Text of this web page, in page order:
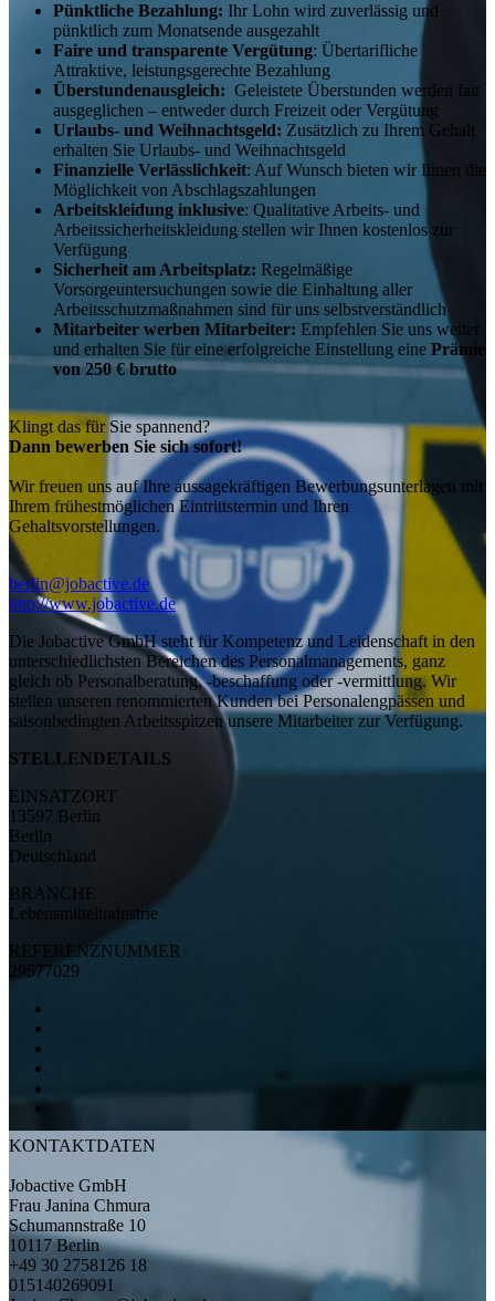
Pünktliche Bezahlung: Ihr Lohn wird zuverlässig und
pünktlich zum Monatsende ausgezahlt
Faire und transparente Vergütung: Übertarifliche
Attraktive, leistungsgerechte Bezahlung
Überstundenausgleich: Geleistete Überstunden werden fair
ausgeglichen – entweder durch Freizeit oder Vergütung
Urlaubs- und Weihnachtsgeld: Zusätzlich zu Ihrem Gehalt
erhalten Sie Urlaubs- und Weihnachtsgeld
Finanzielle Verlässlichkeit: Auf Wunsch bieten wir Ihnen die
Möglichkeit von Abschlagszahlungen
Arbeitskleidung inklusive: Qualitative Arbeits- und
Arbeitssicherheitskleidung stellen wir Ihnen kostenlos zur
Verfügung
Sicherheit am Arbeitsplatz: Regelmäßige
Vorsorgeuntersuchungen sowie die Einhaltung aller
Arbeitsschutzmaßnahmen sind für uns selbstverständlich
Mitarbeiter werben Mitarbeiter: Empfehlen Sie uns weiter
und erhalten Sie für eine erfolgreiche Einstellung eine Prämie
von 250 € brutto
Klingt das für Sie spannend?
Dann bewerben Sie sich sofort!
Wir freuen uns auf Ihre aussagekräftigen Bewerbungsunterlagen mit
Ihrem frühestmöglichen Eintrittstermin und Ihren
Gehaltsvorstellungen.
berlin@jobactive.de
http://www.jobactive.de
Die Jobactive GmbH steht für Kompetenz und Leidenschaft in den
unterschiedlichsten Bereichen des Personalmanagements, ganz
gleich ob Personalberatung, -beschaffung oder -vermittlung. Wir
stellen unseren renommierten Kunden bei Personalengpässen und
saisonbedingten Arbeitsspitzen unsere Mitarbeiter zur Verfügung.
STELLENDETAILS
EINSATZORT
13597 Berlin
Berlin
Deutschland
BRANCHE
Lebensmittelindustrie
REFERENZNUMMER
29577029
KONTAKTDATEN
Jobactive GmbH
Frau Janina Chmura
Schumannstraße 10
10117 Berlin
+49 30 2758126 18
015140269091